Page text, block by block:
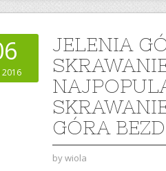
2016
JELENIA
GÓRA
bywiola